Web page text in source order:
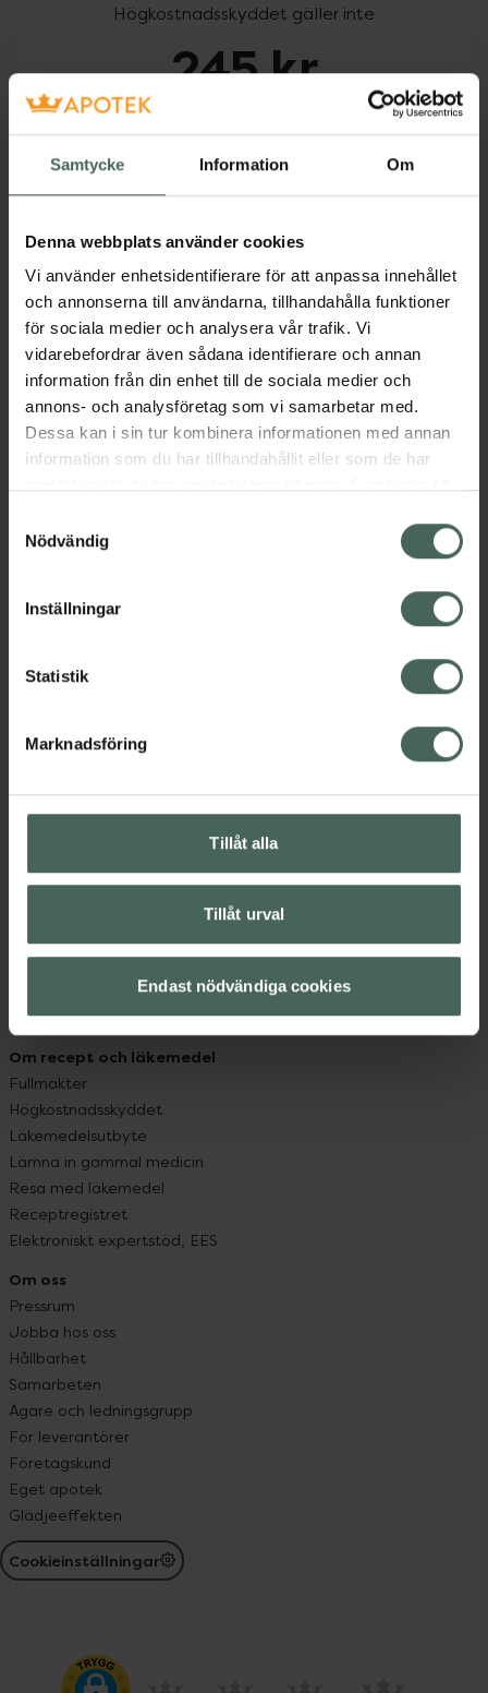
Samtycke Information Om
Denna webbplats använder cookies
Vi använder enhetsidentifierare för att anpassa innehållet
och annonserna till användarna, tillhandahålla funktioner
för sociala medier och analysera vår trafik. Vi
vidarebefordrar även sådana identifierare och annan
information från din enhet till de sociala medier och
annons- och analysföretag som vi samarbetar med.
Dessa kan i sin tur kombinera informationen med annan
information som du har tillhandahållit eller som de har
återkalla ditt samtycke via webbplatsens
cookieinställningar. Ett återkallat samtycke påverkar inte
lagligheten av behandling som skett innan återkallelsen.
Nödvändig
Inställningar
Statistik
Marknadsföring
Tillåt alla
Tillåt urval
Endast nödvändiga cookies
Högkostnadsskyddet gäller inte
245 kr
Köp via ditt recept
Aktuella erbjudanden
Beskrivning
Läs alltid bipacksedeln innan
användning.
EAN:05055037402353
Kronans Apotek finns här för dig. Du hittar oss från Skåne i
datorn. Oavsett vem du är så är det vårt uppdrag att
hjälpa just dig att må lite bättre. Välkommen att prata
Handla tryggt
Leverans, betalning och retur
Kundklubb
Sajtens tillgänglighet
Köpvillkor
Om recept och läkemedel
Fullmakter
Högkostnadsskyddet
Läkemedelsutbyte
Lämna in gammal medicin
Resa med läkemedel
Receptregistret
Elektroniskt expertstöd, EES
Om oss
Pressrum
Jobba hos oss
Hållbarhet
Samarbeten
Ägare och ledningsgrupp
För leverantörer
Företagskund
Eget apotek
Glädjeeffekten
Cookieinställningar